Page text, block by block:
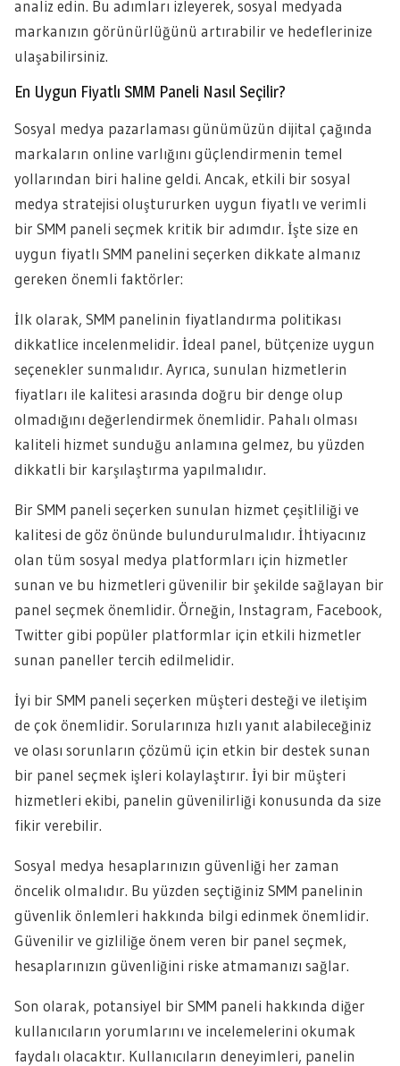
analiz edin. Bu adımları izleyerek, sosyal medyada
markanızın görünürlüğünü artırabilir ve hedeflerinize
ulaşabilirsiniz.
En Uygun Fiyatlı SMM Paneli Nasıl Seçilir?
Sosyal medya pazarlaması günümüzün dijital çağında
markaların online varlığını güçlendirmenin temel
yollarından biri haline geldi. Ancak, etkili bir sosyal
medya stratejisi oluştururken uygun fiyatlı ve verimli
bir SMM paneli seçmek kritik bir adımdır. İşte size en
uygun fiyatlı SMM panelini seçerken dikkate almanız
gereken önemli faktörler:
İlk olarak, SMM panelinin fiyatlandırma politikası
dikkatlice incelenmelidir. İdeal panel, bütçenize uygun
seçenekler sunmalıdır. Ayrıca, sunulan hizmetlerin
fiyatları ile kalitesi arasında doğru bir denge olup
olmadığını değerlendirmek önemlidir. Pahalı olması
kaliteli hizmet sunduğu anlamına gelmez, bu yüzden
dikkatli bir karşılaştırma yapılmalıdır.
Bir SMM paneli seçerken sunulan hizmet çeşitliliği ve
kalitesi de göz önünde bulundurulmalıdır. İhtiyacınız
olan tüm sosyal medya platformları için hizmetler
sunan ve bu hizmetleri güvenilir bir şekilde sağlayan bir
panel seçmek önemlidir. Örneğin, Instagram, Facebook,
Twitter gibi popüler platformlar için etkili hizmetler
sunan paneller tercih edilmelidir.
İyi bir SMM paneli seçerken müşteri desteği ve iletişim
de çok önemlidir. Sorularınıza hızlı yanıt alabileceğiniz
ve olası sorunların çözümü için etkin bir destek sunan
bir panel seçmek işleri kolaylaştırır. İyi bir müşteri
hizmetleri ekibi, panelin güvenilirliği konusunda da size
fikir verebilir.
Sosyal medya hesaplarınızın güvenliği her zaman
öncelik olmalıdır. Bu yüzden seçtiğiniz SMM panelinin
güvenlik önlemleri hakkında bilgi edinmek önemlidir.
Güvenilir ve gizliliğe önem veren bir panel seçmek,
hesaplarınızın güvenliğini riske atmamanızı sağlar.
Son olarak, potansiyel bir SMM paneli hakkında diğer
kullanıcıların yorumlarını ve incelemelerini okumak
faydalı olacaktır. Kullanıcıların deneyimleri, panelin